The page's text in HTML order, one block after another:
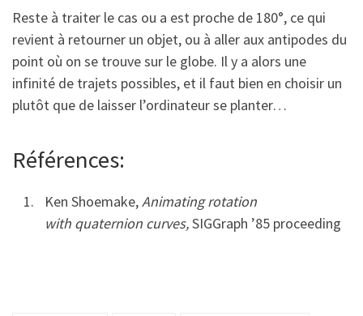
Reste à traiter le cas ou a est proche de 180°, ce qui
revient à retourner un objet, ou à aller aux antipodes du
point où on se trouve sur le globe. Il y a alors une
infinité de trajets possibles, et il faut bien en choisir un
plutôt que de laisser l’ordinateur se planter…
Références:
Ken Shoemake,Animating rotation
with quaternion curves,SIGGraph ’85 proceeding